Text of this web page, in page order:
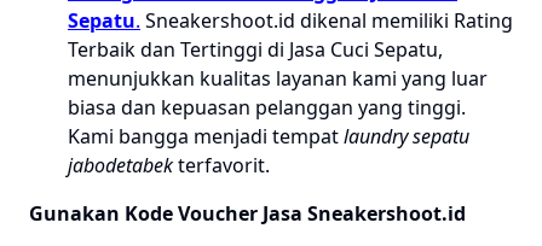
Sepatu. Sneakershoot.id dikenal memiliki Rating
Terbaik dan Tertinggi di Jasa Cuci Sepatu,
menunjukkan kualitas layanan kami yang luar
biasa dan kepuasan pelanggan yang tinggi.
Kami bangga menjadi tempatlaundry sepatu
jabodetabekterfavorit.
Gunakan Kode Voucher Jasa Sneakershoot.id